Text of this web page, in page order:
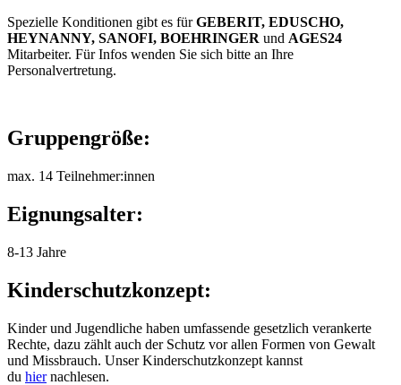
Spezielle Konditionen gibt es fürGEBERIT, EDUSCHO,
HEYNANNY, SANOFI, BOEHRINGER und AGES24
Mitarbeiter. Für Infos wenden Sie sich bitte an Ihre
Personalvertretung.
Gruppengröße:
max. 14 Teilnehmer:innen
Eignungsalter:
8-13 Jahre
Kinderschutzkonzept:
Kinder und Jugendliche haben umfassende gesetzlich verankerte
Rechte, dazu zählt auch der Schutz vor allen Formen von Gewalt
und Missbrauch. Unser Kinderschutzkonzept kannst
du hiernachlesen.